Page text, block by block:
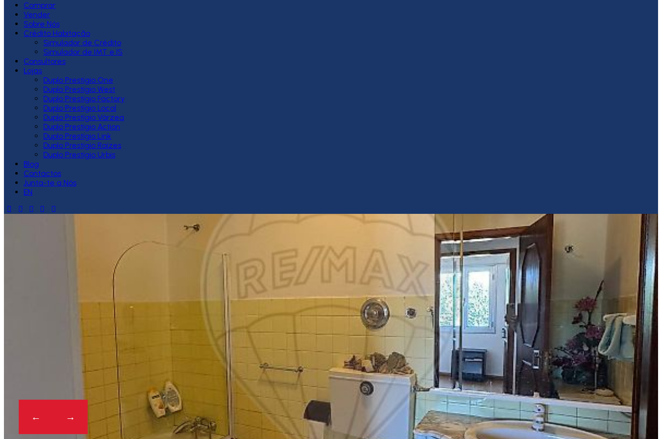
Comprar
Vender
Sobre Nós
Crédito Habitação
Simulador de Crédito
Simulador de IMT e IS
Consultores
Lojas
Duplo Prestígio One
Duplo Prestígio West
Duplo Prestígio Factory
Duplo Prestígio Local
Duplo Prestígio Várzea
Duplo Prestígio Action
Duplo Prestígio Link
Duplo Prestígio Raízes
Duplo Prestígio Urbis
Blog
Contactos
Junta-te a Nós
EN